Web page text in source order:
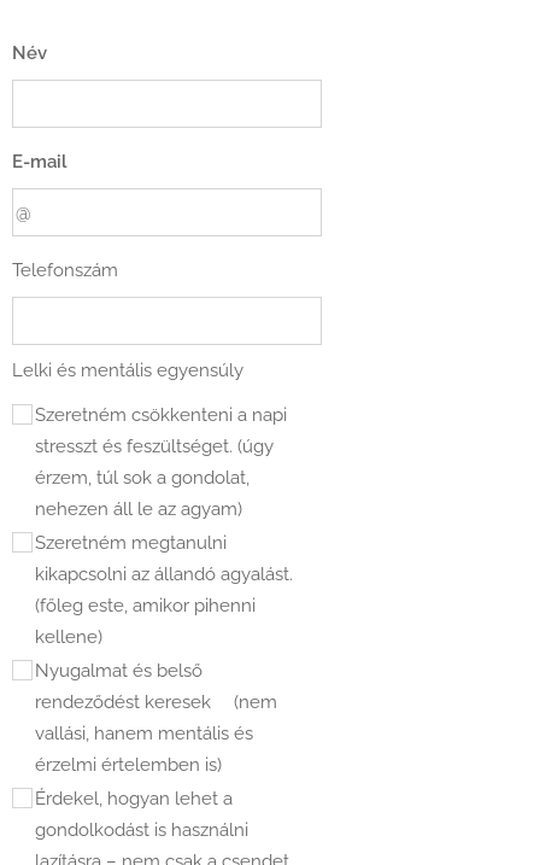
Név
E-mail
Telefonszám
Lelki és mentális egyensúly
Szeretném csökkenteni a napi
stresszt és feszültséget. (úgy
érzem, túl sok a gondolat,
nehezen áll le az agyam)
Szeretném megtanulni
kikapcsolni az állandó agyalást.
(főleg este, amikor pihenni
kellene)
Nyugalmat és belső
rendeződést keresek (nem
vallási, hanem mentális és
érzelmi értelemben is)
Érdekel, hogyan lehet a
gondolkodást is használni